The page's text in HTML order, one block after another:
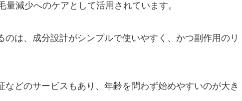
減少へのケアとして活用されています。
は、成分設計がシンプルで使いやすく、かつ副作用のリ
どのサービスもあり、年齢を問わず始めやすいのが大き